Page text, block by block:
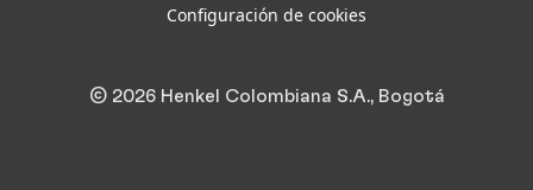
Configuración de cookies
© 2026 Henkel Colombiana S.A., Bogotá